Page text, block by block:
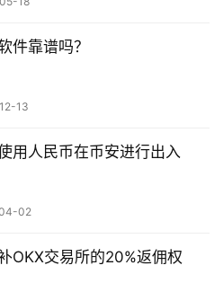
件靠谱吗？
13
用人民币在币安进行出入
02
OKX交易所的20%返佣权